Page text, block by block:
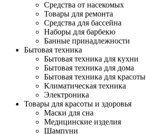
Средства от насекомых
Товары для ремонта
Средства для бассейна
Наборы для барбекю
Банные принадлежности
Бытовая техника
Бытовая техника для кухни
Бытовая техника для дома
Бытовая техника для красоты
Климатическая техника
Электроника
Товары для красоты и здоровья
Маски для сна
Медицинские изделия
Шампуни